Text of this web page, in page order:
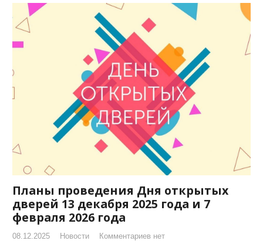
Планы проведения Дня открытых
дверей 13 декабря 2025 года и 7
февраля 2026 года
08.12.2025 Новости Комментариев нет